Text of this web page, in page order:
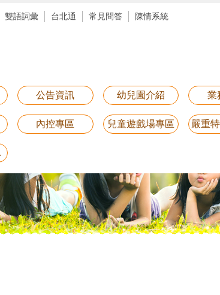
雙語詞彙 台北通 常見問答 陳情系統
公告資訊 幼兒園介紹 業
內控專區 兒童遊戲場專區